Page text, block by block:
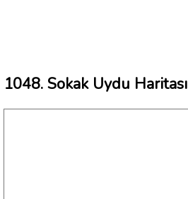
1048. Sokak Uydu Haritası